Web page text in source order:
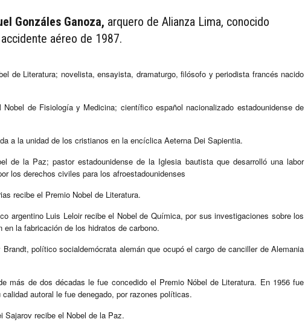
Gonzáles Ganoza, arquero de Alianza Lima, conocido
aéreo de 1987.
de Literatura; novelista, ensayista, dramaturgo, filósofo y periodista francés nacido
de Fisiología y Medicina; científico español nacionalizado estadounidense​ de
a la unidad de los cristianos en la encíclica Aeterna Dei Sapientia.
de la Paz; pastor estadounidense de la Iglesia bautista​ que desarrolló una labor
los derechos civiles para los afroestadounidenses
recibe el Premio Nobel de Literatura.
argentino Luis Leloir recibe el Nobel de Química, por sus investigaciones sobre los
la fabricación de los hidratos de carbono.
político socialdemócrata alemán que ocupó el cargo de canciller de Alemania
más de dos décadas le fue concedido el Premio Nóbel de Literatura. En 1956 fue
autoral le fue denegado, por razones políticas.
recibe el Nobel de la Paz.